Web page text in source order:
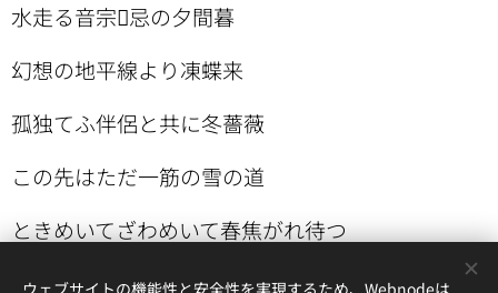
水走る音宗忌の夕間暮
幻想の地平線より凍蝶来
孤独てふ伴侶と共に冬薔薇
この先はただ一筋の雪の道
ときめいてざわめいて春焦がれ待つ
ウェブサイトの機能性と安全性を実現するため、Webnodeは